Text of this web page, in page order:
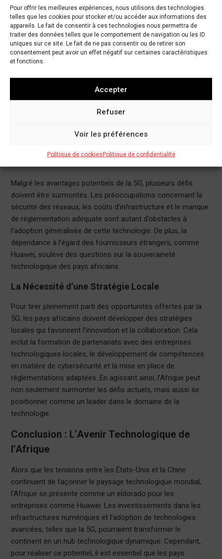
Pour offrir les meilleures expériences, nous utilisons des technologies
telles que les cookies pour stocker et/ou accéder aux informations des
appareils. Le fait de consentir à ces technologies nous permettra de
traiter des données telles que le comportement de navigation ou les ID
uniques sur ce site. Le fait de ne pas consentir ou de retirer son
consentement peut avoir un effet négatif sur certaines caractéristiques
et fonctions.
Accepter
Refuser
Voir les préférences
Politique de cookiesPolitique de confidentialité
de cette technologie est entravée par les tensions
géopolitiques et les préoccupations en matière de sécurité.
Les Avantages de la 5G pour l’Afrique
La 5G offre des opportunités sans précédent pour le
de santé à distance et de stimuler l’innovation dans le
renforçant ainsi la position de l’Afrique sur la scène
Malgré les avantages potentiels de la 5G, plusieurs défis
doivent être surmontés. Les préoccupations concernant la
sécurité des réseaux, les coûts d’infrastructure et le manque
de réglementation adéquate sont autant d’obstacles à
l’adoption généralisée de cette technologie. De plus, la
dépendance à l’égard des fournisseurs étrangers, comme
Huawei, soulève des questions sur la souveraineté
technologique des pays africains.
La Nécessité d’une Stratégie Locale
Pour tirer pleinement parti des opportunités offertes par la
5G, les pays africains doivent développer des stratégies
locales qui favorisent l’innovation et la collaboration. Cela
inclut la formation de partenariats avec des entreprises
technologiques locales, le développement de compétences
en matière de cybersécurité et la mise en place de
réglementations adaptées. En agissant ainsi, l’Afrique peut
non seulement surmonter les défis actuels, mais aussi se
positionner comme un leader dans le domaine de la
technologie.
Conclusion : L’Avenir Technologique de
l’Afrique
Alors que les tensions entre les États-Unis et la Chine
continuent de façonner le paysage technologique mondial,
l’Afrique se présente comme un eldorado pour les
entreprises comme Huawei. Les investissements dans les
infrastructures numériques et l’adoption de technologies
avancées, telles que la 5G, pourraient transformer le
continent en un hub technologique dynamique. Cependant,
pour réaliser ce potentiel, il est essentiel que les pays